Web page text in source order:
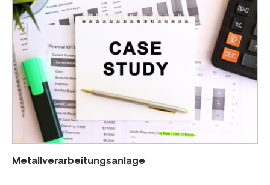
Metallverarbeitungsanlage